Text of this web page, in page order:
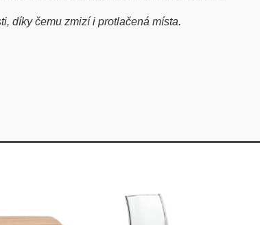
díky čemu zmizí i protlačená místa.